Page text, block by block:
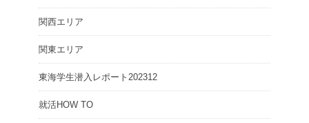
関西エリア
関東エリア
東海学生潜入レポート202312
就活HOW TO